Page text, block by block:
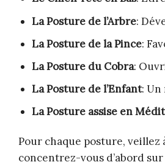
La Posture de l’Arbre:
La Posture de la Pince:
La Posture du Cobra:
La Posture de l’Enfant: Un
La Posture assise en
Pour chaque posture,
concentrez-vous d’abord